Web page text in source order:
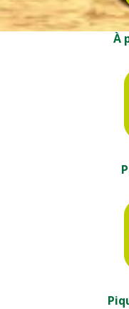
À